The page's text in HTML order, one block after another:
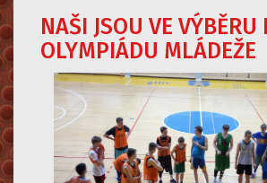
NAŠI JSOU VE VÝBĚRU
OLYMPIÁDU MLÁDEŽE